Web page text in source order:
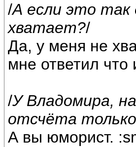
/А если это так
хватает?/
Да, у меня не
мне ответил
/У Владомира,
отсчёта
А вы юморист.